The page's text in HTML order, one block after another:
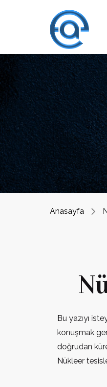
Anasayfa
Bu yazıyı
konuşmak
doğrudan
Nükleer